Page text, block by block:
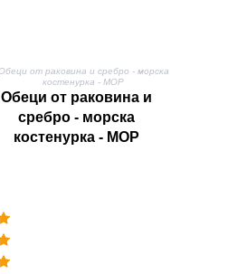
Обеци от раковина и
сребро - морска
костенурка - MOP